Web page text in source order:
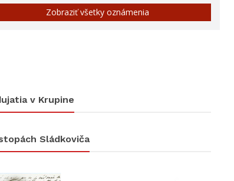
Zobraziť všetky oznámenia
v Krupine
Sládkoviča